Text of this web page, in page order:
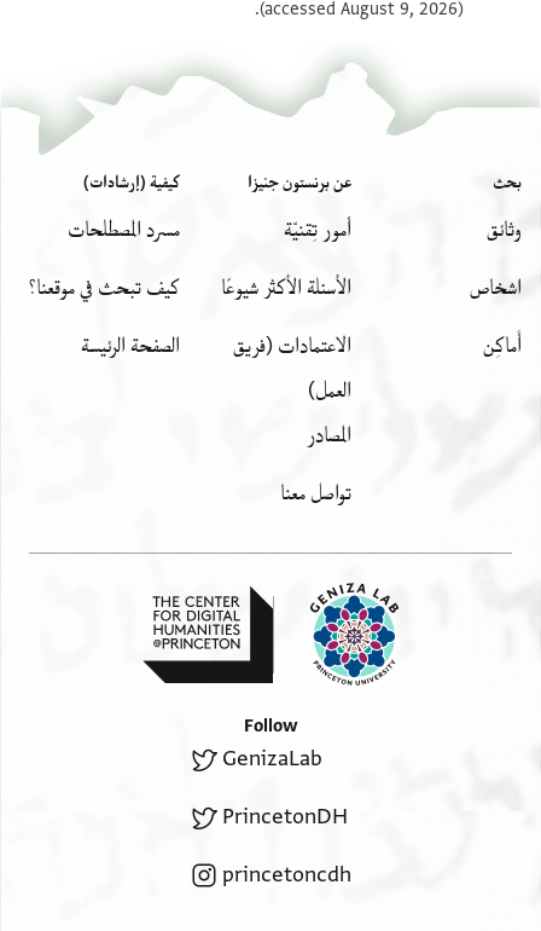
(accessed August 9, 2026).
بحث
وثائق
اشخاص
أَماكِن
عن برنستون جنيزا
أمور تِقنيّة
الأسئلة الأكثر شيوعًا
الاعتمادات (فريق
العمل)
المصادر
تواصل معنا
كيفية (إرشادات)
مسرد المصطلحات
كيف تبحث في موقعنا؟
الصفحة الرئيسة
Follow
GenizaLab
PrincetonDH
princetoncdh